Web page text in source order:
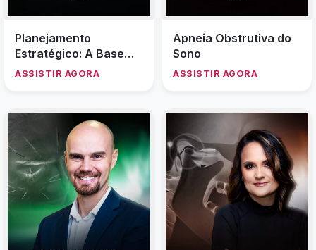
Planejamento
Estratégico: A Base
para o Crescimento do
ASSISTIR AGORA
Apneia Obstrutiva do
Sono
ASSISTIR AGORA